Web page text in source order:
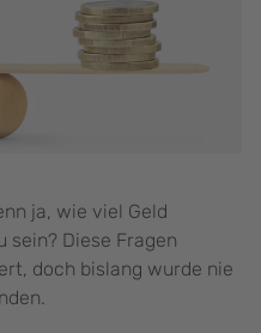
ja, wie viel Geld
sein? Diese Fragen
doch bislang wurde nie